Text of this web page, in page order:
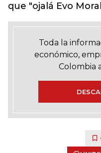
que "ojalá Evo
Toda la
económico,
Colombia